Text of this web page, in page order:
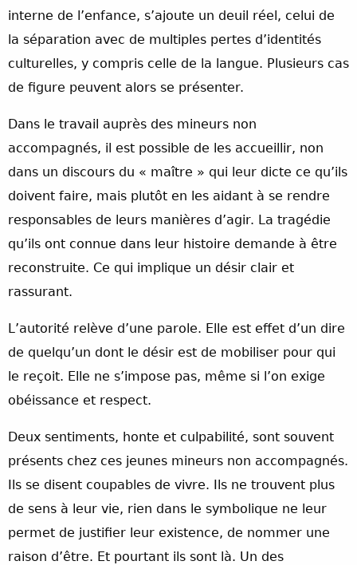
interne de l’enfance, s’ajoute un deuil réel, celui de
la séparation avec de multiples pertes d’identités
culturelles, y compris celle de la langue. Plusieurs cas
de figure peuvent alors se présenter.
Dans le travail auprès des mineurs non
accompagnés, il est possible de les accueillir, non
dans un discours du « maître » qui leur dicte ce qu’ils
doivent faire, mais plutôt en les aidant à se rendre
responsables de leurs manières d’agir. La tragédie
qu’ils ont connue dans leur histoire demande à être
reconstruite. Ce qui implique un désir clair et
rassurant.
L’autorité relève d’une parole. Elle est effet d’un dire
de quelqu’un dont le désir est de mobiliser pour qui
le reçoit. Elle ne s’impose pas, même si l’on exige
obéissance et respect.
Deux sentiments, honte et culpabilité, sont souvent
présents chez ces jeunes mineurs non accompagnés.
Ils se disent coupables de vivre. Ils ne trouvent plus
de sens à leur vie, rien dans le symbolique ne leur
permet de justifier leur existence, de nommer une
raison d’être. Et pourtant ils sont là. Un des